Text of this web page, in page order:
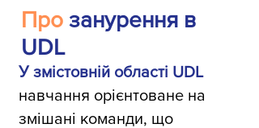
Про занурення в
UDL
У змістовній області UDL
навчання орієнтоване на
змішані команди, що